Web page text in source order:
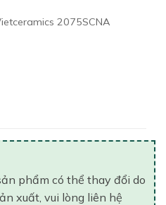
2075SCNA
phẩm có thể thay đổi do
xuất, vui lòng liên hệ